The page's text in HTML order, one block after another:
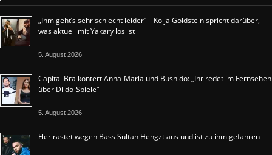
„Ihm geht’s sehr schlecht leider“ – Kolja Goldstein spricht darüber,
was aktuell mit Yakary los ist
5. August 2026
Capital Bra kontert Anna-Maria und Bushido: „Ihr redet im Fernsehen
über Dildo-Spiele“
5. August 2026
Fler rastet wegen Bass Sultan Hengzt aus und ist zu ihm gefahren